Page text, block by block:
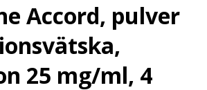
Accord, pulver
25 mg/ml, 4